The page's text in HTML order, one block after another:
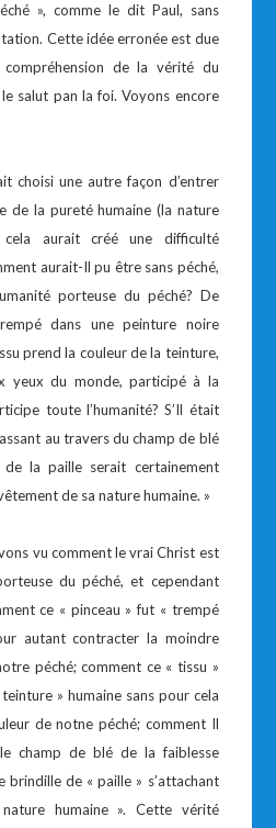
», comme le dit Paul, sans
Cette idée erronée est due
de la vérité du
salut pan la foi. Voyons encore
choisi une autre façon d’entrer
de la pureté humaine (la nature
cela aurait créé une difficulté
aurait-Il pu être sans péché,
porteuse du péché? De
dans une peinture noire
prend la couleur de la teinture,
yeux du monde, participé à la
toute l’humanité? S’Il était
au travers du champ de blé
la paille serait certainement
de sa nature humaine. »
vu comment le vrai Christ est
du péché, et cependant
ce « pinceau » fut « trempé
autant contracter la moindre
péché; comment ce « tissu »
» humaine sans pour cela
de notne péché; comment Il
champ de blé de la faiblesse
brindille de « paille » s’attachant
humaine ». Cette vérité